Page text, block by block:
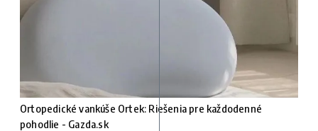
Ortopedické vankúše Ortek: Riešenia pre každodenné
pohodlie - Gazda.sk